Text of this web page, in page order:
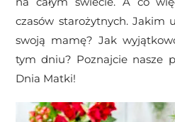
czasów starożytnych. Jakim
swoją mamę? Jak
tym dniu? Poznajcie nasze
Dnia Matki!